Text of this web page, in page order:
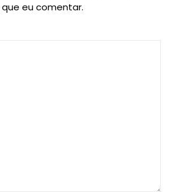
eu comentar.